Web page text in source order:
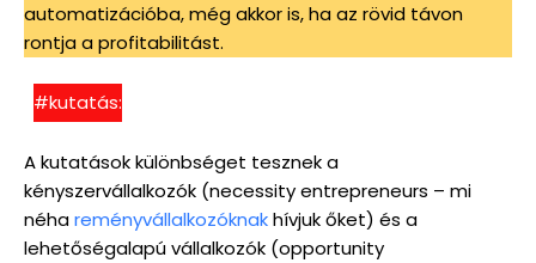
automatizációba, még akkor is, ha az rövid távon
rontja a profitabilitást.
#kutatás:
A kutatások különbséget tesznek a
kényszervállalkozók (necessity entrepreneurs – mi
néhareményvállalkozóknakhívjuk őket) és a
lehetőségalapú vállalkozók (opportunity